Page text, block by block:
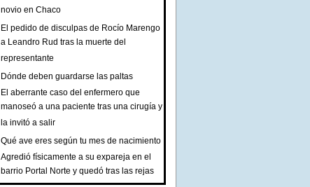
novio en Chaco
El pedido de disculpas de Rocío Marengo
a Leandro Rud tras la muerte del
representante
Dónde deben guardarse las paltas
El aberrante caso del enfermero que
manoseó a una paciente tras una cirugía y
la invitó a salir
Qué ave eres según tu mes de nacimiento
Agredió físicamente a su expareja en el
barrio Portal Norte y quedó tras las rejas